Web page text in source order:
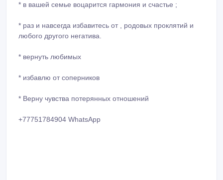
* в вашей семье воцарится гармония и счастье ;
* раз и навсегда избавитесь от , родовых проклятий и
любого другого негатива.
* ⁠вернуть любимых
* ⁠избавлю от соперников
* ⁠Верну чувства потерянных отношений
+77751784904 WhatsApp